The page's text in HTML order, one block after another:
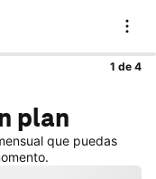
1 de 4
plan
que puedas